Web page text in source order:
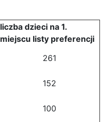
liczba dzieci na 1.
miejscu listy preferencji
261
152
100